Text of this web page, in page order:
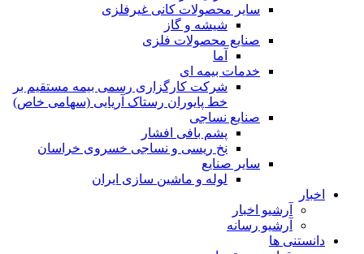
ساير محصولات كانی غيرفلزی
شیشه و گاز
صنایع محصولات فلزی
آما
خدمات بیمه ای
شرکت کارگزاری رسمی بیمه مستقیم بر
خط پایوران رستاک آریایی (سهامی خاص)
صنایع نساجی
پشم بافی افشار
نخ ریسی و نساجی خسروی خراسان
سایر صنایع
لوله و ماشین سازی ایران
اخبار
آرشیو اخبار
آرشیو رسانه
دانستنی ها